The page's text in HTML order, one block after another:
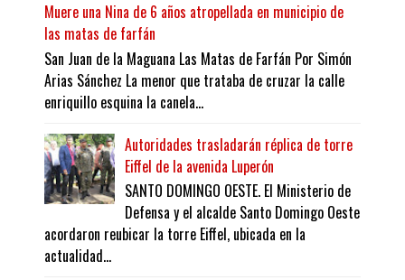
Muere una Nina de 6 años atropellada en municipio de
las matas de farfán
San Juan de la Maguana Las Matas de Farfán Por Simón
Arias Sánchez La menor que trataba de cruzar la calle
enriquillo esquina la canela...
Autoridades trasladarán réplica de torre
Eiffel de la avenida Luperón
SANTO DOMINGO OESTE. El Ministerio de
Defensa y el alcalde Santo Domingo Oeste
acordaron reubicar la torre Eiffel, ubicada en la
actualidad...